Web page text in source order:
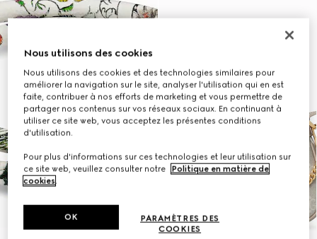
Nous utilisons des cookies
Nous utilisons des cookies et des technologies similaires pour
améliorer la navigation sur le site, analyser l'utilisation qui en est
faite, contribuer à nos efforts de marketing et vous permettre de
partager nos contenus sur vos réseaux sociaux. En continuant à
utiliser ce site web, vous acceptez les présentes conditions
d'utilisation.
Pour plus d'informations sur ces technologies et leur utilisation sur
ce site web, veuillez consulter notre
Politique en matière de
cookies.
PARAMÈTRES DES
COOKIES
OK